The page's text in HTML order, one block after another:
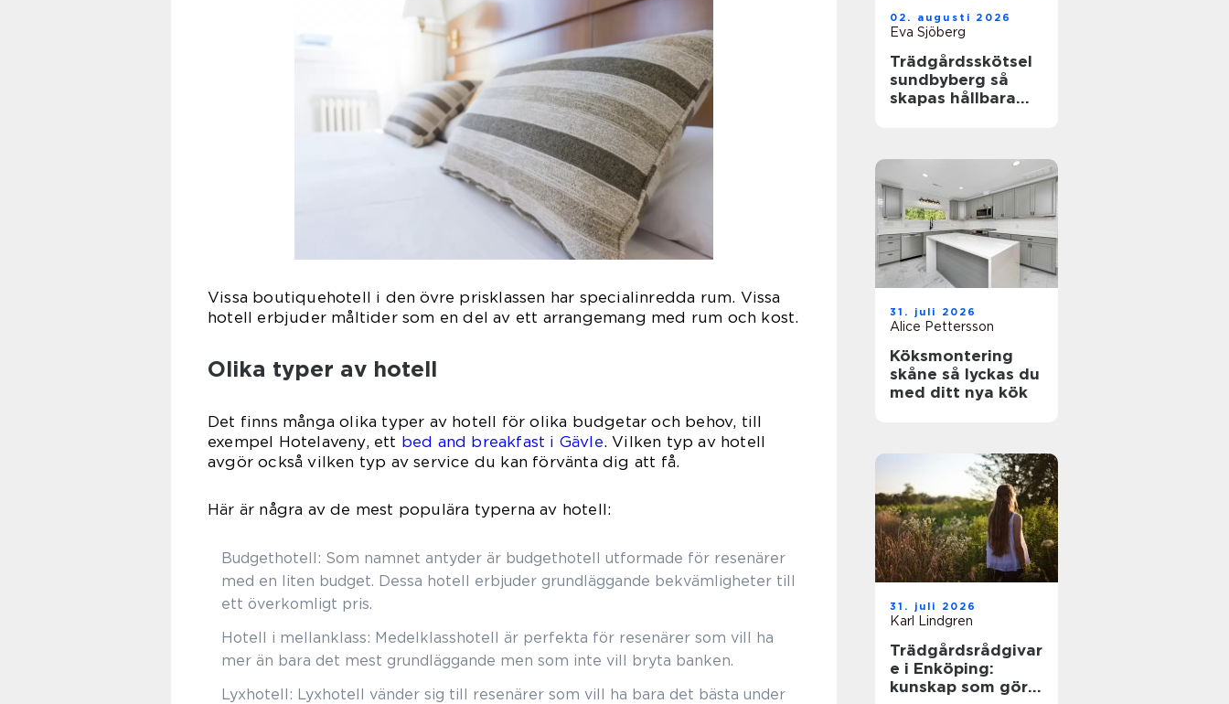
Vissa boutiquehotell i den övre prisklassen har specialinredda rum. Vissa
hotell erbjuder måltider som en del av ett arrangemang med rum och kost.
Olika typer av hotell
Det finns många olika typer av hotell för olika budgetar och behov, till
exempel Hotelaveny, ett bed and breakfast i Gävle. Vilken typ av hotell
avgör också vilken typ av service du kan förvänta dig att få.
Här är några av de mest populära typerna av hotell:
Budgethotell: Som namnet antyder är budgethotell utformade för resenärer
med en liten budget. Dessa hotell erbjuder grundläggande bekvämligheter till
ett överkomligt pris.
Hotell i mellanklass: Medelklasshotell är perfekta för resenärer som vill ha
mer än bara det mest grundläggande men som inte vill bryta banken.
Lyxhotell: Lyxhotell vänder sig till resenärer som vill ha bara det bästa under
02. augusti 2026
Eva Sjöberg
Trädgårdsskötsel
sundbyberg så
skapas hållbara
31. juli 2026
Alice Pettersson
Köksmontering
skåne så lyckas du
med ditt nya kök
31. juli 2026
Karl Lindgren
Trädgårdsrådgivar
e i Enköping:
kunskap som gör